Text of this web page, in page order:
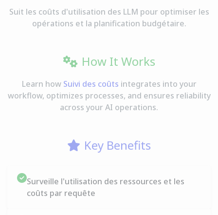
Suit les coûts d'utilisation des LLM pour optimiser les
opérations et la planification budgétaire.
How It Works
Learn how Suivi des coûts integrates into your
workflow, optimizes processes, and ensures reliability
across your AI operations.
Key Benefits
Surveille l'utilisation des ressources et les
coûts par requête